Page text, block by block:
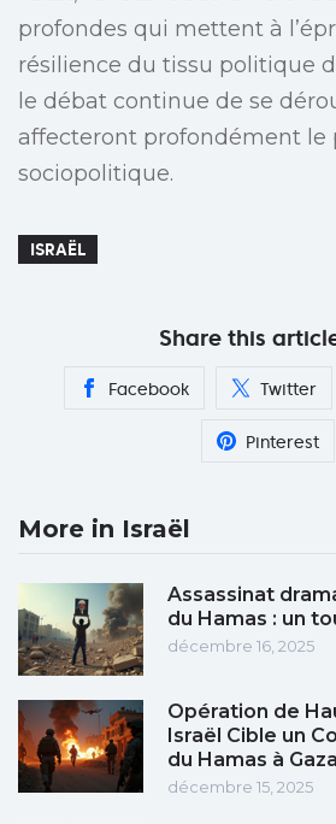
profondes qui mettent à
résilience du tissu politique
le débat continue de se
affecteront profondément le
sociopolitique.
ISRAËL
Share this
Facebook Twitter
Pinterest
More in Israël
Assassinat
du Hamas : un
décembre 16, 2025
Opération de
Israël Cible un
du Hamas à Gaza
décembre 15, 2025